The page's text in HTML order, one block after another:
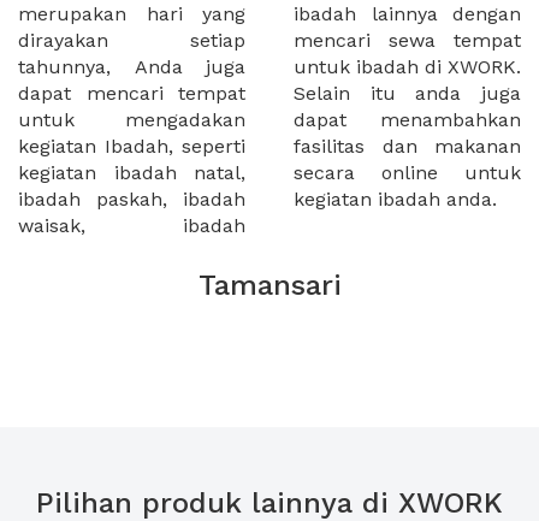
merupakan hari yang
dirayakan setiap
tahunnya, Anda juga
dapat mencari tempat
untuk mengadakan
kegiatan Ibadah, seperti
kegiatan ibadah natal,
ibadah paskah, ibadah
waisak, ibadah
ibadah lainnya dengan
mencari sewa tempat
untuk ibadah di XWORK.
Selain itu anda juga
dapat menambahkan
fasilitas dan makanan
secara online untuk
kegiatan ibadah anda.
Tamansari
Pilihan produk lainnya di XWORK